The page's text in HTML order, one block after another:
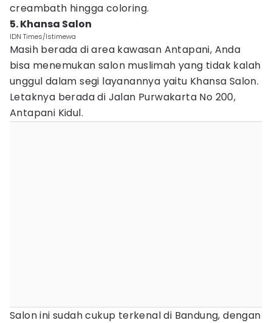
creambath hingga coloring.
5. Khansa Salon
IDN Times/Istimewa
Masih berada di area kawasan Antapani, Anda
bisa menemukan salon muslimah yang tidak kalah
unggul dalam segi layanannya yaitu Khansa Salon.
Letaknya berada di Jalan Purwakarta No 200,
Antapani Kidul.
Salon ini sudah cukup terkenal di Bandung, dengan